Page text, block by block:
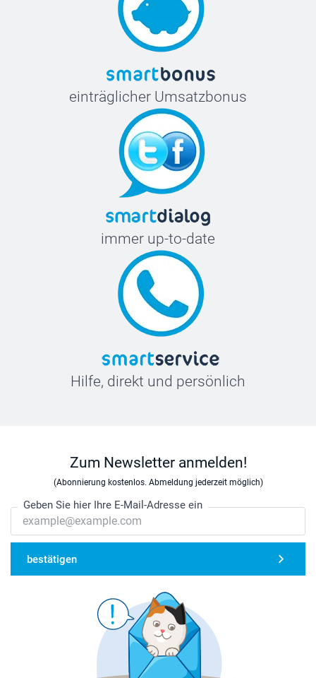
einträglicher Umsatzbonus
immer up-to-date
Hilfe, direkt und persönlich
Zum Newsletter anmelden!
(Abonnierung kostenlos. Abmeldung jederzeit möglich)
Geben Sie hier Ihre E-Mail-Adresse ein
bestätigen